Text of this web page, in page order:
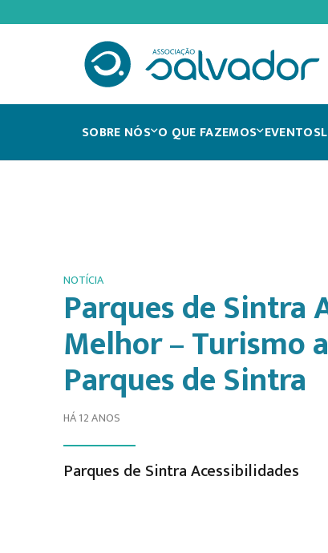
SOBRE NÓS O QUE FAZEMOS EVENTOS
NOTÍCIA
Parques de Sintra
Melhor – Turismo
Parques de Sintra
HÁ 12 ANOS
Parques de Sintra Acessibilidades